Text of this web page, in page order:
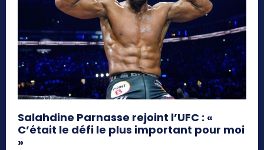
Salahdine Parnasse rejoint l’UFC : «
C’était le défi le plus important pour moi
»